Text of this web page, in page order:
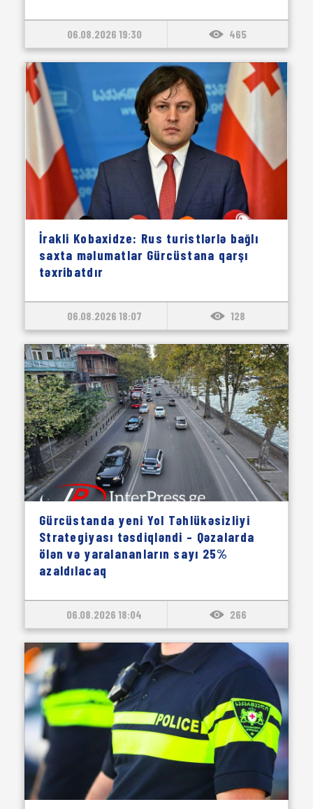
06.08.2026 19:30 465
İrakli Kobaxidze: Rus turistlərlə bağlı
saxta məlumatlar Gürcüstana qarşı
təxribatdır
06.08.2026 18:07 128
Gürcüstanda yeni Yol Təhlükəsizliyi
Strategiyası təsdiqləndi – Qəzalarda
ölən və yaralananların sayı 25%
azaldılacaq
06.08.2026 18:04 266